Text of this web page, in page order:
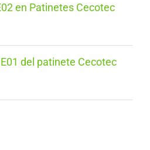
en Patinetes Cecotec
del patinete Cecotec